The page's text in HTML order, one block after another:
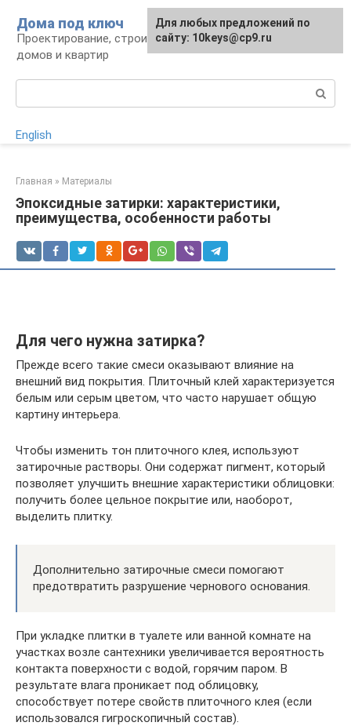
контенту
Дома под ключ
Проектирование, строительство и отделка
домов и квартир
English
Главная » Материалы
Эпоксидные затирки: характеристики,
преимущества, особенности работы
Для чего нужна затирка?
Прежде всего такие смеси оказывают влияние на
внешний вид покрытия. Плиточный клей характеризуется
белым или серым цветом, что часто нарушает общую
картину интерьера.
Чтобы изменить тон плиточного клея, используют
затирочные растворы. Они содержат пигмент, который
позволяет улучшить внешние характеристики облицовки:
получить более цельное покрытие или, наоборот,
выделить плитку.
Дополнительно затирочные смеси помогают
предотвратить разрушение чернового основания.
При укладке плитки в туалете или ванной комнате на
участках возле сантехники увеличивается вероятность
контакта поверхности с водой, горячим паром. В
результате влага проникает под облицовку,
способствует потере свойств плиточного клея (если
использовался гигроскопичный состав).
Для любых предложений по
сайту: 10keys@cp9.ru